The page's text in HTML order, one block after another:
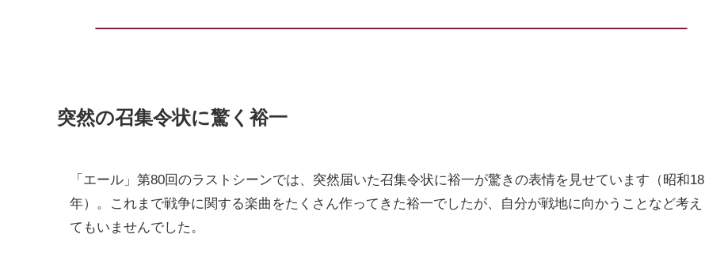
突然の召集令状に驚く裕一
「エール」第80回のラストシーンでは、突然届いた召集令状に裕一が驚きの表情を見せています（昭和18
年）。これまで戦争に関する楽曲をたくさん作ってきた裕一でしたが、自分が戦地に向かうことなど考え
てもいませんでした。